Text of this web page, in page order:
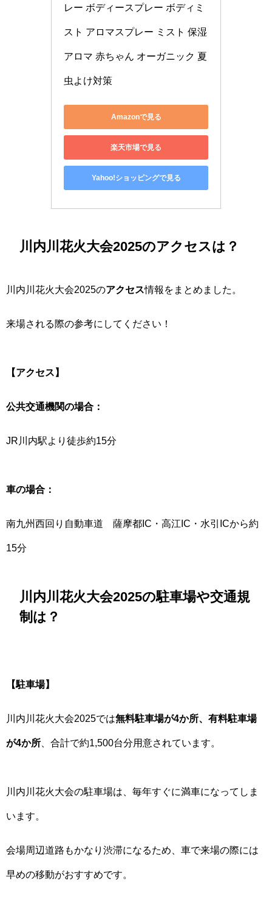
レー ボディースプレー ボディミ
スト アロマスプレー ミスト 保湿
アロマ 赤ちゃん オーガニック 夏
虫よけ対策
Amazonで見る
楽天市場で見る
Yahoo!ショッピングで見る
川内川花火大会2025のアクセスは？
川内川花火大会2025のアクセス情報をまとめました。
来場される際の参考にしてください！
【アクセス】
公共交通機関の場合：
JR川内駅より徒歩約15分
車の場合：
南九州西回り自動車道 薩摩都IC・高江IC・水引ICから約
15分
川内川花火大会2025の駐車場や交通規
制は？
【駐車場】
川内川花火大会2025では無料駐車場が4か所、有料駐車場
が4か所 、合計で約1,500台分用意されています。
川内川花火大会の駐車場は、毎年すぐに満車になってしま
います。
会場周辺道路もかなり渋滞になるため、車で来場の際には
早めの移動がおすすめです。